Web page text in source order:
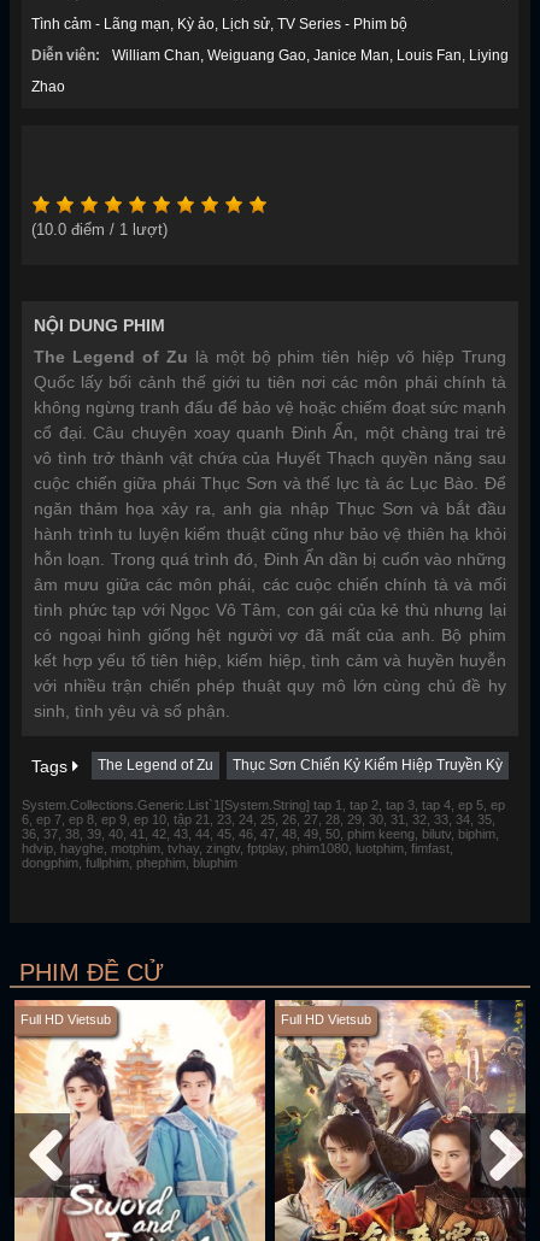
Tình cảm - Lãng mạn
Kỳ ảo Lịch sử TV Series - Phim bộ
Diễn viên:
William Chan Weiguang Gao Janice Man Louis Fan
Liying
Zhao
(10.0 điểm / 1 lượt)
NỘI DUNG PHIM
The Legend of Zu là một bộ phim tiên hiệp võ hiệp Trung
Quốc lấy bối cảnh thế giới tu tiên nơi các môn phái chính tà
không ngừng tranh đấu để bảo vệ hoặc chiếm đoạt sức mạnh
cổ đại. Câu chuyện xoay quanh Đinh Ẩn, một chàng trai trẻ
vô tình trở thành vật chứa của Huyết Thạch quyền năng sau
cuộc chiến giữa phái Thục Sơn và thế lực tà ác Lục Bào. Để
ngăn thảm họa xảy ra, anh gia nhập Thục Sơn và bắt đầu
hành trình tu luyện kiếm thuật cũng như bảo vệ thiên hạ khỏi
hỗn loạn. Trong quá trình đó, Đinh Ẩn dần bị cuốn vào những
âm mưu giữa các môn phái, các cuộc chiến chính tà và mối
tình phức tạp với Ngọc Vô Tâm, con gái của kẻ thù nhưng lại
có ngoại hình giống hệt người vợ đã mất của anh. Bộ phim
kết hợp yếu tố tiên hiệp, kiếm hiệp, tình cảm và huyền huyễn
với nhiều trận chiến phép thuật quy mô lớn cùng chủ đề hy
sinh, tình yêu và số phận.
Tags The Legend of Zu Thục Sơn Chiến Kỷ Kiếm Hiệp Truyền Kỳ
System.Collections.Generic.List`1[System.String] tap 1, tap 2, tap 3, tap 4, ep 5, ep
6, ep 7, ep 8, ep 9, ep 10, tập 21, 23, 24, 25, 26, 27, 28, 29, 30, 31, 32, 33, 34, 35,
36, 37, 38, 39, 40, 41, 42, 43, 44, 45, 46, 47, 48, 49, 50, phim keeng, bilutv, biphim,
hdvip, hayghe, motphim, tvhay, zingtv, fptplay, phim1080, luotphim, fimfast,
dongphim, fullphim, phephim, bluphim
PHIM ĐỀ CỬ
Full HD Vietsub Full HD Vietsub